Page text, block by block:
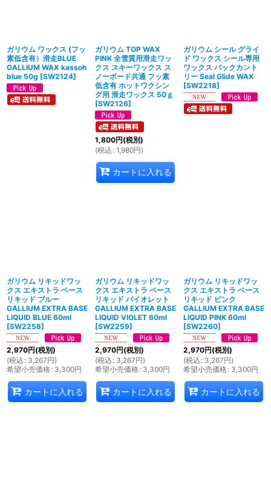
ガリウム ワックス (フッ
素低含有）滑走BLUE
GALLIUM WAX kassoh
blue 50g [SW2124]
ガリウム TOP WAX
PINK 全雪質用滑走ワッ
クス スキーワックス ス
ノーボード共通 フッ素
低含有 ホットワクシン
グ用 滑走ワックス 50ｇ
[SW2126]
1,800円(税別)
(税込 : 1,980円)
カートに入れる
ガリウム シール グライ
ド ワックス シール専用
ワックス バックカント
リー Seal Glide WAX
[SW2218]
ガリウム リキッドワッ
クス エキストラ ベース
リキッド ブルー
GALLIUM EXTRA BASE
LIQUID BLUE 60ml
[SW2258]
2,970円(税別)
(税込 : 3,267円)
希望小売価格: 3,300円
カートに入れる
ガリウム リキッドワッ
クス エキストラ ベース
リキッド バイオレット
GALLIUM EXTRA BASE
LIQUID VIOLET 60ml
[SW2259]
2,970円(税別)
(税込 : 3,267円)
希望小売価格: 3,300円
カートに入れる
ガリウム リキッドワッ
クス エキストラ ベース
リキッド ピンク
GALLIUM EXTRA BASE
LIQUID PINK 60ml
[SW2260]
2,970円(税別)
(税込 : 3,267円)
希望小売価格: 3,300円
カートに入れる